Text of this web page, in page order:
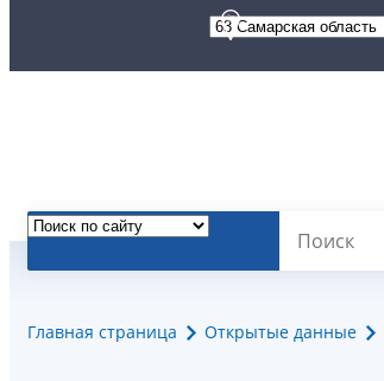
Главная страница Открытые данные